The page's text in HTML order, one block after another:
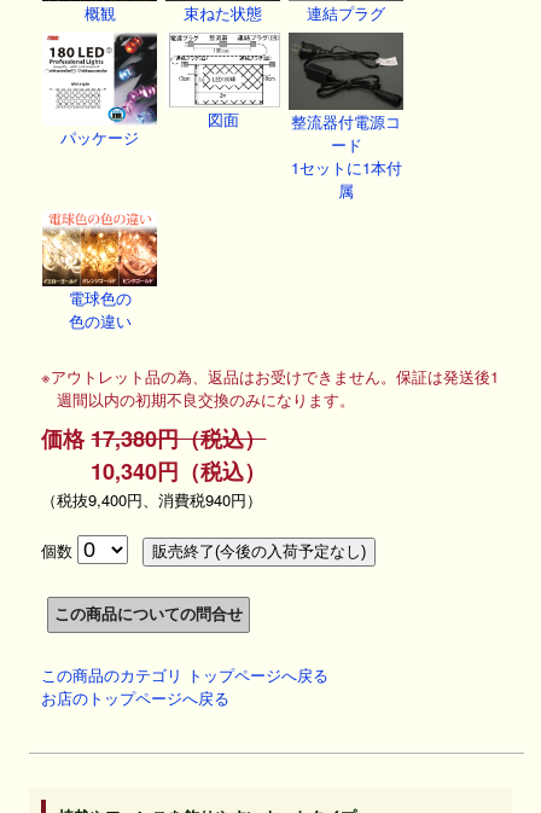
概観 束ねた状態 連結プラグ
パッケージ
図面
整流器付電源コ
ード
1セットに1本付
属
電球色の
色の違い
※アウトレット品の為、返品はお受けできません。保証は発送後1
週間以内の初期不良交換のみになります。
価格17,380円（税込）
10,340円（税込）
（税抜9,400円、消費税940円）
個数
この商品のカテゴリ トップページへ戻る
お店のトップページへ戻る